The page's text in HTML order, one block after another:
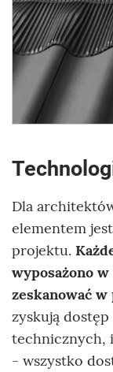
Dla
elementem
projektu.
wyposażono
zeskanować
zyskują
technicznych,
- wszystko